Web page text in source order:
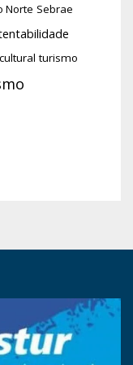
Norte Sebrae
turismo